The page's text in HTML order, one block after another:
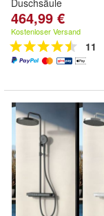
Duschsäule
464,99 €
Kostenloser Versand
11